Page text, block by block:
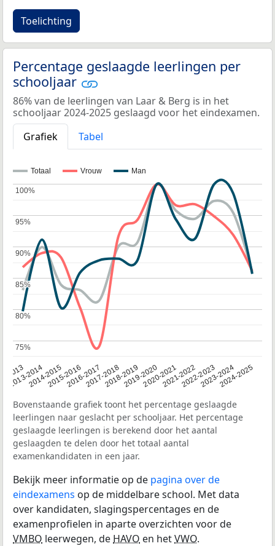
Toelichting
Percentage geslaagde leerlingen per
schooljaar
86% van de leerlingen van Laar & Berg is in het
schooljaar 2024-2025 geslaagd voor het eindexamen.
Grafiek
Tabel
Totaal Vrouw Man
2013
2013-2014
2014-20152015-20162016-20172017-20182018-20192019-20202020-20212021-20222022-20232023-20242024-2025
75%
75%
80%
80%
85%
85%
90%
90%
95%
95%
100%
100%
Bovenstaande grafiek toont het percentage geslaagde
leerlingen naar geslacht per schooljaar. Het percentage
geslaagde leerlingen is berekend door het aantal
geslaagden te delen door het totaal aantal
examenkandidaten in een jaar.
Bekijk meer informatie op de pagina over de
eindexamens op de middelbare school. Met data
over kandidaten, slagingspercentages en de
examenprofielen in aparte overzichten voor de
VMBO leerwegen, de HAVO en hetVWO.